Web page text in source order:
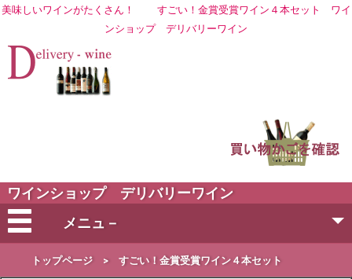
美味しいワインがたくさん！ すごい！金賞受賞ワイン４本セット ワイ
ンショップ デリバリーワイン
ワインショップ デリバリーワイン
メニュ－
会社概要
トップページ > すごい！金賞受賞ワイン４本セット